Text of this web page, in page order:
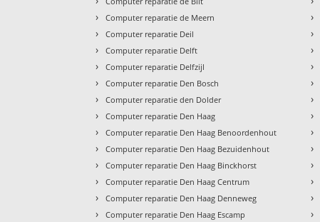
› Computer reparatie de Meern
› Computer reparatie Deil
› Computer reparatie Delft
› Computer reparatie Delfzijl
› Computer reparatie Den Bosch
› Computer reparatie den Dolder
› Computer reparatie Den Haag
› Computer reparatie Den Haag Benoordenhout
› Computer reparatie Den Haag Bezuidenhout
› Computer reparatie Den Haag Binckhorst
› Computer reparatie Den Haag Centrum
› Computer reparatie Den Haag Denneweg
› Computer reparatie Den Haag Escamp
›
›
›
›
›
›
›
›
›
›
›
›
›